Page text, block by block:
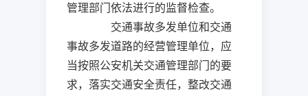
管理部门依法进行的监督检查。
交通事故多发单位和交通
事故多发道路的经营管理单位，应
当按照公安机关交通管理部门的要
求，落实交通安全责任，整改交通